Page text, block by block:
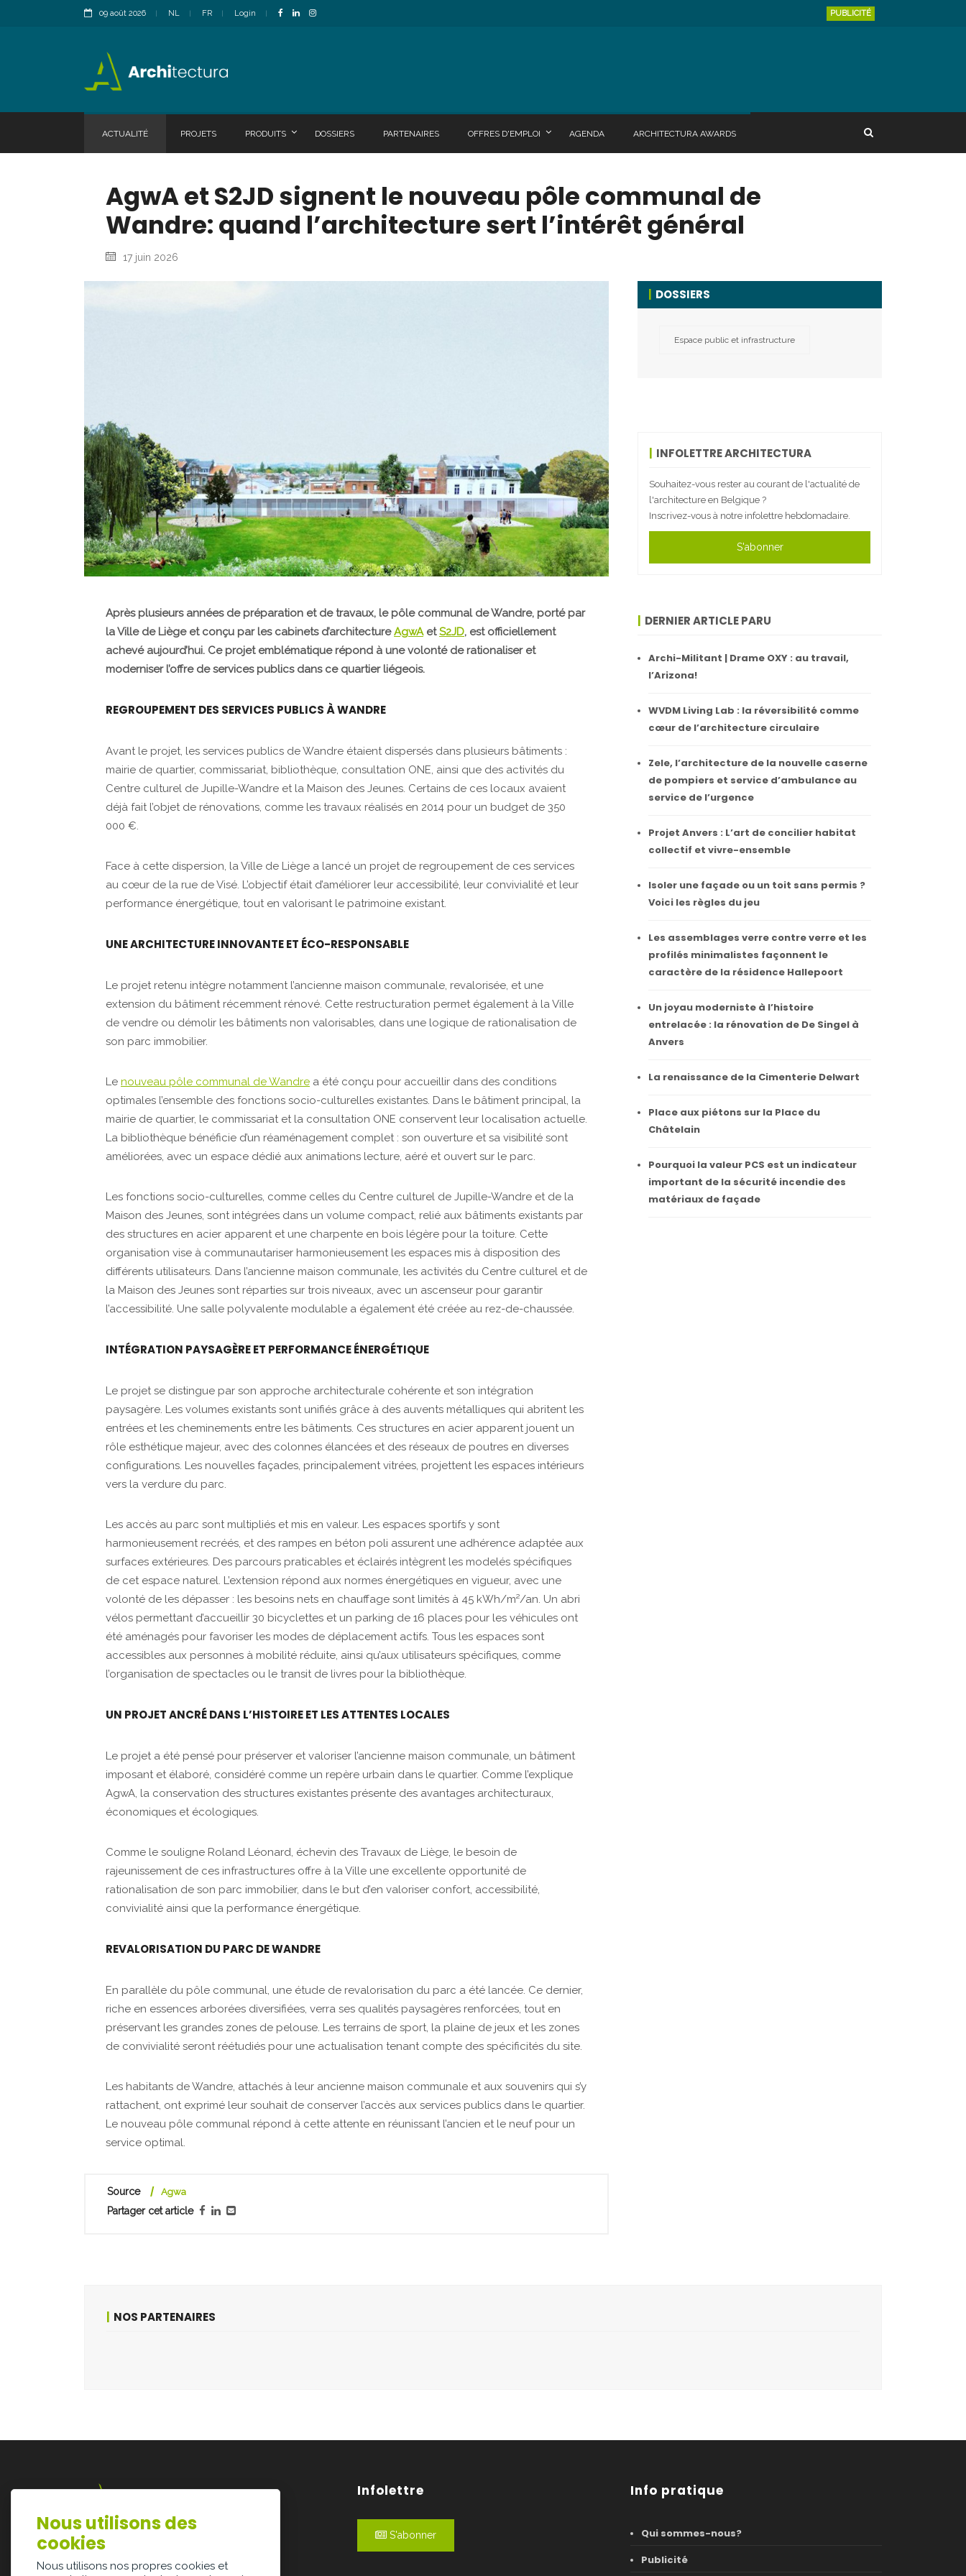
09 août 2026 NL FR Login PUBLICITÉ
ACTUALITÉ PROJETS PRODUITS DOSSIERS PARTENAIRES OFFRES D'EMPLOI AGENDA ARCHITECTURA AWARDS
AgwA et S2JD signent le nouveau pôle communal de
Wandre: quand l’architecture sert l’intérêt général
17 juin 2026
Après plusieurs années de préparation et de travaux, le pôle communal de Wandre, porté par
la Ville de Liège et conçu par les cabinets d’architectureAgwAetS2JD, est officiellement
achevé aujourd’hui. Ce projet emblématique répond à une volonté de rationaliser et
moderniser l’offre de services publics dans ce quartier liégeois.
REGROUPEMENT DES SERVICES PUBLICS À WANDRE
Avant le projet, les services publics de Wandre étaient dispersés dans plusieurs bâtiments :
mairie de quartier, commissariat, bibliothèque, consultation ONE, ainsi que des activités du
Centre culturel de Jupille-Wandre et la Maison des Jeunes. Certains de ces locaux avaient
déjà fait l’objet de rénovations, comme les travaux réalisés en 2014 pour un budget de 350
000 €.
Face à cette dispersion, la Ville de Liège a lancé un projet de regroupement de ces services
au cœur de la rue de Visé. L’objectif était d’améliorer leur accessibilité, leur convivialité et leur
performance énergétique, tout en valorisant le patrimoine existant.
UNE ARCHITECTURE INNOVANTE ET ÉCO-RESPONSABLE
Le projet retenu intègre notamment l’ancienne maison communale, revalorisée, et une
extension du bâtiment récemment rénové. Cette restructuration permet également à la Ville
de vendre ou démolir les bâtiments non valorisables, dans une logique de rationalisation de
son parc immobilier.
Le nouveau pôle communal de Wandre a été conçu pour accueillir dans des conditions
optimales l’ensemble des fonctions socio-culturelles existantes. Dans le bâtiment principal, la
mairie de quartier, le commissariat et la consultation ONE conservent leur localisation actuelle.
La bibliothèque bénéficie d’un réaménagement complet : son ouverture et sa visibilité sont
améliorées, avec un espace dédié aux animations lecture, aéré et ouvert sur le parc.
Les fonctions socio-culturelles, comme celles du Centre culturel de Jupille-Wandre et de la
Maison des Jeunes, sont intégrées dans un volume compact, relié aux bâtiments existants par
des structures en acier apparent et une charpente en bois légère pour la toiture. Cette
organisation vise à communautariser harmonieusement les espaces mis à disposition des
différents utilisateurs. Dans l’ancienne maison communale, les activités du Centre culturel et de
la Maison des Jeunes sont réparties sur trois niveaux, avec un ascenseur pour garantir
l’accessibilité. Une salle polyvalente modulable a également été créée au rez-de-chaussée.
INTÉGRATION PAYSAGÈRE ET PERFORMANCE ÉNERGÉTIQUE
Le projet se distingue par son approche architecturale cohérente et son intégration
paysagère. Les volumes existants sont unifiés grâce à des auvents métalliques qui abritent les
entrées et les cheminements entre les bâtiments. Ces structures en acier apparent jouent un
rôle esthétique majeur, avec des colonnes élancées et des réseaux de poutres en diverses
configurations. Les nouvelles façades, principalement vitrées, projettent les espaces intérieurs
vers la verdure du parc.
Les accès au parc sont multipliés et mis en valeur. Les espaces sportifs y sont
harmonieusement recréés, et des rampes en béton poli assurent une adhérence adaptée aux
surfaces extérieures. Des parcours praticables et éclairés intègrent les modelés spécifiques
de cet espace naturel. L’extension répond aux normes énergétiques en vigueur, avec une
volonté de les dépasser : les besoins nets en chauffage sont limités à 45 kWh/m²/an. Un abri
vélos permettant d’accueillir 30 bicyclettes et un parking de 16 places pour les véhicules ont
été aménagés pour favoriser les modes de déplacement actifs. Tous les espaces sont
accessibles aux personnes à mobilité réduite, ainsi qu’aux utilisateurs spécifiques, comme
l’organisation de spectacles ou le transit de livres pour la bibliothèque.
UN PROJET ANCRÉ DANS L’HISTOIRE ET LES ATTENTES LOCALES
Le projet a été pensé pour préserver et valoriser l’ancienne maison communale, un bâtiment
imposant et élaboré, considéré comme un repère urbain dans le quartier. Comme l’explique
AgwA, la conservation des structures existantes présente des avantages architecturaux,
économiques et écologiques.
Comme le souligne Roland Léonard, échevin des Travaux de Liège, le besoin de
rajeunissement de ces infrastructures offre à la Ville une excellente opportunité de
rationalisation de son parc immobilier, dans le but d’en valoriser confort, accessibilité,
convivialité ainsi que la performance énergétique.
REVALORISATION DU PARC DE WANDRE
En parallèle du pôle communal, une étude de revalorisation du parc a été lancée. Ce dernier,
riche en essences arborées diversifiées, verra ses qualités paysagères renforcées, tout en
préservant les grandes zones de pelouse. Les terrains de sport, la plaine de jeux et les zones
de convivialité seront réétudiés pour une actualisation tenant compte des spécificités du site.
Les habitants de Wandre, attachés à leur ancienne maison communale et aux souvenirs qui s’y
rattachent, ont exprimé leur souhait de conserver l’accès aux services publics dans le quartier.
Le nouveau pôle communal répond à cette attente en réunissant l’ancien et le neuf pour un
service optimal.
Source Agwa
Partager cet article
DOSSIERS
Espace public et infrastructure
INFOLETTRE ARCHITECTURA
Souhaitez-vous rester au courant de l'actualité de
l'architecture en Belgique ?
Inscrivez-vous à notre infolettre hebdomadaire.
S'abonner
DERNIER ARTICLE PARU
Archi-Militant | Drame OXY : au travail,
l’Arizona!
WVDM Living Lab : la réversibilité comme
cœur de l’architecture circulaire
Zele, l’architecture de la nouvelle caserne
de pompiers et service d’ambulance au
service de l’urgence
Projet Anvers : L’art de concilier habitat
collectif et vivre-ensemble
Isoler une façade ou un toit sans permis ?
Voici les règles du jeu
Les assemblages verre contre verre et les
profilés minimalistes façonnent le
caractère de la résidence Hallepoort
Un joyau moderniste à l’histoire
entrelacée : la rénovation de De Singel à
Anvers
La renaissance de la Cimenterie Delwart
Place aux piétons sur la Place du
Châtelain
Pourquoi la valeur PCS est un indicateur
important de la sécurité incendie des
matériaux de façade
NOS PARTENAIRES
Lazarijstraat 168
3500 Hasselt
Infolettre
S'abonner
Info pratique
Qui sommes-nous?
Publicité
Nous utilisons des
cookies
Nous utilisons nos propres cookies et